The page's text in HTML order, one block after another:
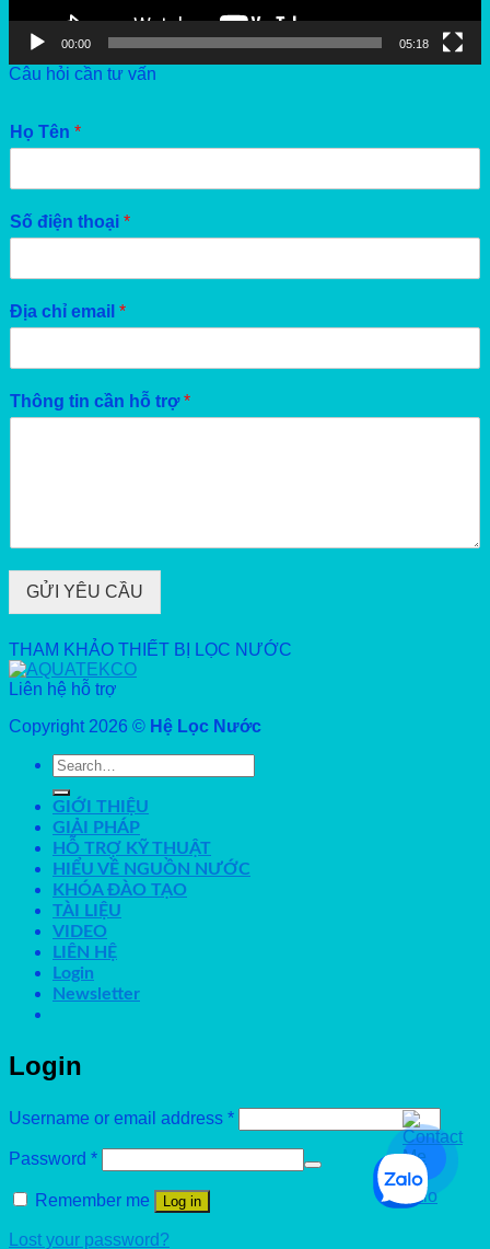
00:00 05:18
Câu hỏi cần tư vấn
Họ Tên *
Số điện thoại *
Địa chỉ email *
Thông tin cần hỗ trợ*
GỬI YÊU CẦU
THAM KHẢO THIẾT BỊ LỌC NƯỚC
Liên hệ hỗ trợ
Copyright 2026 © Hệ Lọc Nước
Search
for:
GIỚI THIỆU
GIẢI PHÁP
HỖ TRỢ KỸ THUẬT
HIỂU VỀ NGUỒN NƯỚC
KHÓA ĐÀO TẠO
TÀI LIỆU
VIDEO
LIÊN HỆ
Login
Newsletter
Login
Username or email address *
Password *
Remember me Log in
Lost your password?